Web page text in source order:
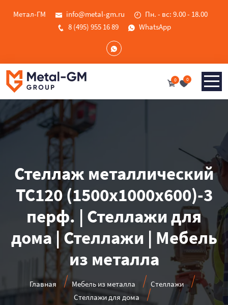
Метал-ГМ info@metal-gm.ru
Пн. - вс: 9.00 - 18.00
8 (495) 955 16 89
WhatsApp
0 0
Стеллаж металлический
ТС120 (1500х1000х600)-3
перф. | Стеллажи для
дома | Стеллажи | Мебель
из металла
Главная Мебель из металла
Стеллажи
Стеллажи для дома